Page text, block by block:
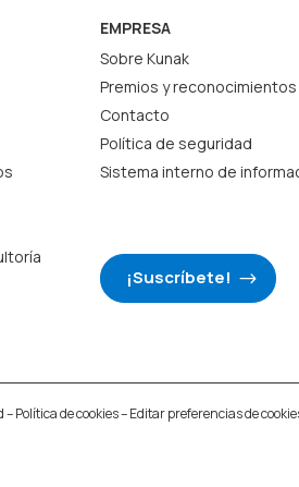
EMPRESA
Sobre Kunak
Premios y reconocimientos
Contacto
Política de seguridad
Sistema interno de
¡Suscríbete!
–Política de cookies–Editar preferencias de